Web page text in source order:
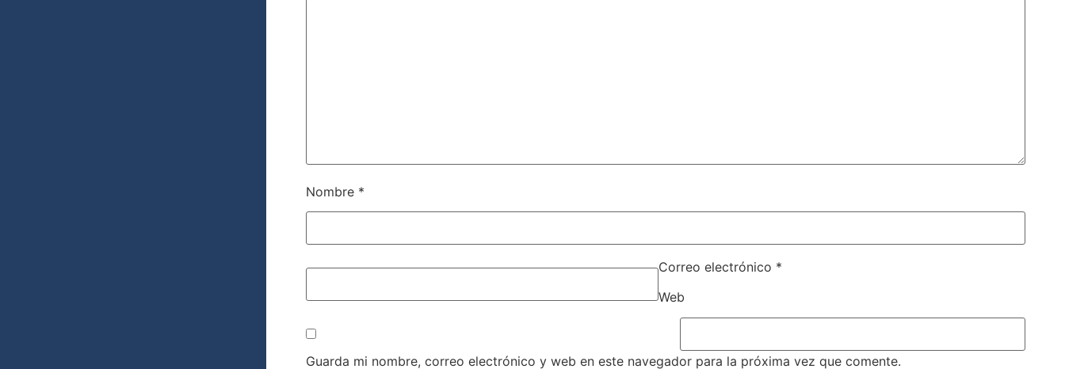
Nombre *
Correo electrónico *
Web
Guarda mi nombre, correo electrónico y web en este navegador para la próxima vez que comente.